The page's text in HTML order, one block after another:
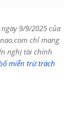
9/9/2025 của
chỉ mang
nghị tài chính
miễn trừ trách